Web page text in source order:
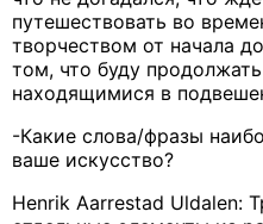
путешествовать во
творчеством от начала
том, что буду
находящимися в
-Какие слова/фразы
ваше искусство?
Henrik Aarrestad Uldalen: